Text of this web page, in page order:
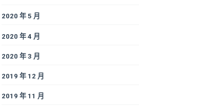
2020 年 5 月
2020 年 4 月
2020 年 3 月
2019 年 12 月
2019 年 11 月